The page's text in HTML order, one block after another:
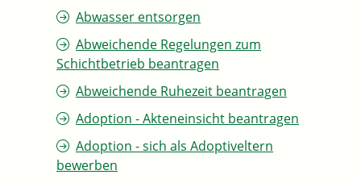
Abwasser entsorgen
Abweichende Regelungen zum
Schichtbetrieb beantragen
Abweichende Ruhezeit beantragen
Adoption - Akteneinsicht beantragen
Adoption - sich als Adoptiveltern
bewerben